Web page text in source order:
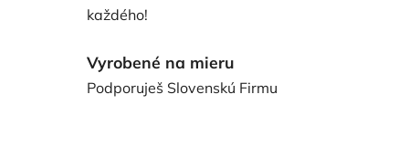
každého!
Vyrobené na mieru
Podporuješ Slovenskú Firmu